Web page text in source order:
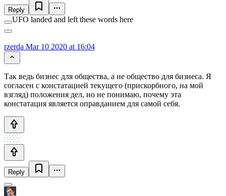
Reply
UFO landed and left these words here
rzerda Mar 10 2020 at 16:04
Так ведь бизнес для общества, а не общество для бизнеса. Я
согласен с констатацией текущего (прискорбного, на мой
взгляд) положения дел, но не понимаю, почему эта
констатация является оправданием для самой себя.
Reply